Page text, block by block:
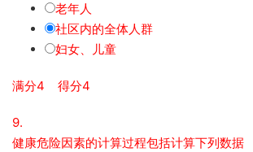
老年人
社区内的全体人群
妇女、儿童
满分4 得分4
9.
健康危险因素的计算过程包括计算下列数据